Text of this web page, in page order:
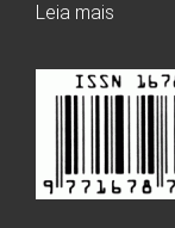
Leia mais